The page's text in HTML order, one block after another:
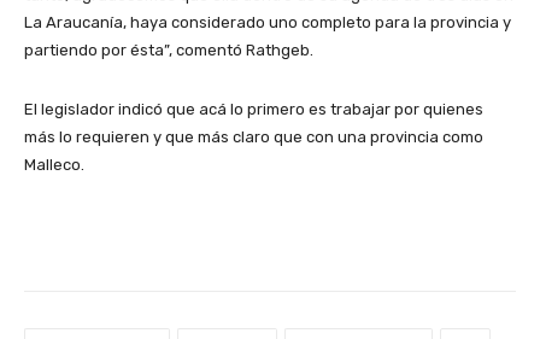
La Araucanía, haya considerado uno completo para la provincia y
partiendo por ésta”, comentó Rathgeb.
El legislador indicó que acá lo primero es trabajar por quienes
más lo requieren y que más claro que con una provincia como
Malleco.